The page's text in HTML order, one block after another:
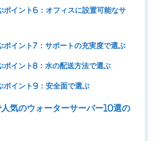
ポイント6：オフィスに設置可能なサ
ポイント7：サポートの充実度で選ぶ
ポイント8：水の配送方法で選ぶ
ポイント9：安全面で選ぶ
気のウォーターサーバー10選の